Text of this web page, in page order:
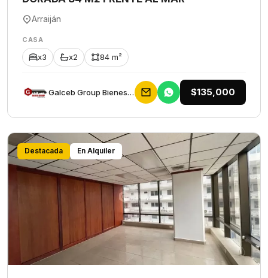
Arraiján
CASA
x3 x2 84 m²
Galceb Group Bienes Raices $135,000
Destacada En Alquiler